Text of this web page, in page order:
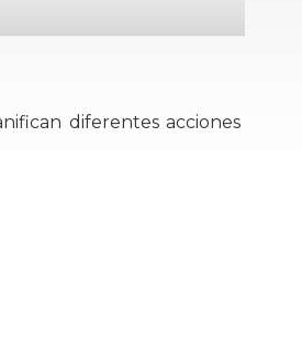
diferentes acciones